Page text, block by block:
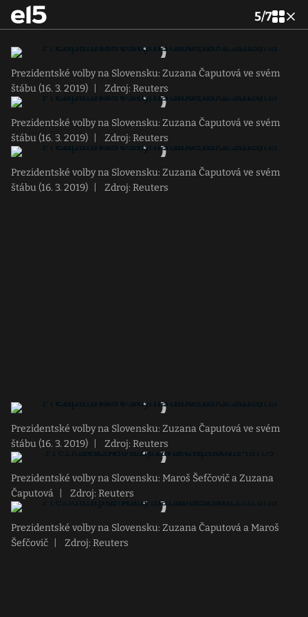
5/7
Prezidentské volby na Slovensku: Zuzana Čaputová ve svém
štábu (16. 3. 2019)
Zdroj: Reuters
Prezidentské volby na Slovensku: Zuzana Čaputová ve svém
štábu (16. 3. 2019)
Zdroj: Reuters
Prezidentské volby na Slovensku: Zuzana Čaputová ve svém
štábu (16. 3. 2019)
Zdroj: Reuters
Prezidentské volby na Slovensku: Zuzana Čaputová ve svém
štábu (16. 3. 2019)
Zdroj: Reuters
Prezidentské volby na Slovensku: Maroš Šefčovič a Zuzana
Čaputová
Zdroj: Reuters
Prezidentské volby na Slovensku: Zuzana Čaputová a Maroš
Šefčovič
Zdroj: Reuters